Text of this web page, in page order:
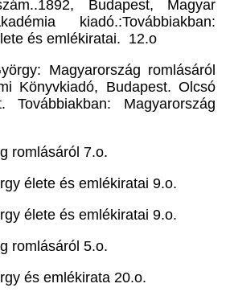
Budapest, Magyar
kiadó.:Továbbiakban:
és emlékiratai. 12.o
Magyarország romlásáról
Könyvkiadó, Budapest. Olcsó
Továbbiakban: Magyarország
romlásáról 7.o.
élete és emlékiratai 9.o.
élete és emlékiratai 9.o.
romlásáról 5.o.
és emlékirata 20.o.